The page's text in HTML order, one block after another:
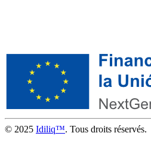
© 2025 Idiliq™. Tous droits réservés.